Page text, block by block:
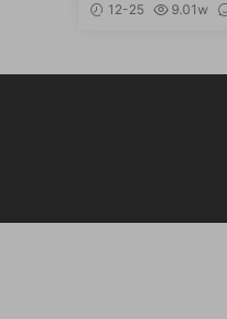
12-25 9.01w